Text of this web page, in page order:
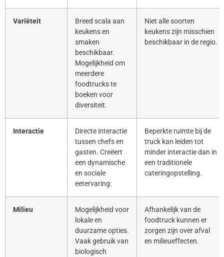
Variëteit
Breed scala aan
keukens en
smaken
beschikbaar.
Mogelijkheid om
meerdere
foodtrucks te
boeken voor
diversiteit.
Niet alle soorten
keukens zijn misschien
beschikbaar in de regio.
Interactie
Directe interactie
tussen chefs en
gasten. Creëert
een dynamische
en sociale
eetervaring.
Beperkte ruimte bij de
truck kan leiden tot
minder interactie dan in
een traditionele
cateringopstelling.
Milieu
Mogelijkheid voor
lokale en
duurzame opties.
Vaak gebruik van
biologisch
Afhankelijk van de
foodtruck kunnen er
zorgen zijn over afval
en milieueffecten.